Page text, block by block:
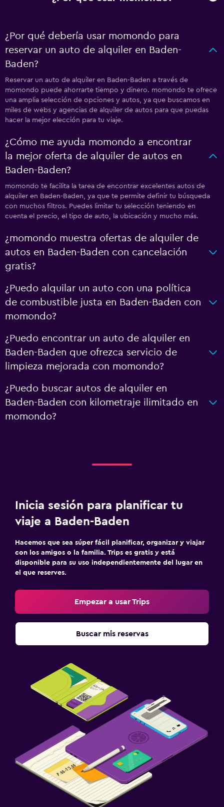
¿Por qué debería usar momondo para
reservar un auto de alquiler en Baden-
Baden?
Reservar un auto de alquiler en Baden-Baden a través de
momondo puede ahorrarte tiempo y dinero. momondo te ofrece
una amplia selección de opciones y autos, ya que buscamos en
miles de webs y agencias de alquiler de autos para que puedas
hacer la mejor elección para tu viaje.
¿Cómo me ayuda momondo a encontrar
la mejor oferta de alquiler de autos en
Baden-Baden?
momondo te facilita la tarea de encontrar excelentes autos de
alquiler en Baden-Baden, ya que te permite definir tu búsqueda
con muchos filtros. Puedes limitar tu selección teniendo en
cuenta el precio, el tipo de auto, la ubicación y mucho más.
¿momondo muestra ofertas de alquiler de
autos en Baden-Baden con cancelación
gratis?
¿Puedo alquilar un auto con una política
de combustible justa en Baden-Baden con
momondo?
¿Puedo encontrar un auto de alquiler en
Baden-Baden que ofrezca servicio de
limpieza mejorada con momondo?
¿Puedo buscar autos de alquiler en
Baden-Baden con kilometraje ilimitado en
momondo?
Inicia sesión para planificar tu
viaje a Baden-Baden
Hacemos que sea súper fácil planificar, organizar y viajar
con los amigos o la familia. Trips es gratis y está
disponible para su uso independientemente del lugar en
el que reserves.
Empezar a usar Trips
Buscar mis reservas